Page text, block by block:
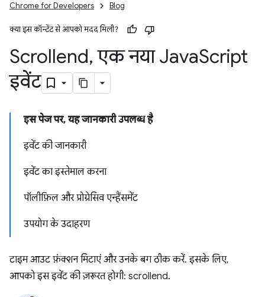
Chrome for Developers Blog
क्या इस कॉन्टेंट से आपको मदद मिली?
Scrollend, एक नया JavaScript
इवेंट
इस पेज पर, यह जानकारी उपलब्ध है
इवेंट की जानकारी
इवेंट का इस्तेमाल करना
पॉलीफ़िल और प्रोग्रेसिव एन्हैंसमेंट
उपयोग के उदाहरण
टाइम आउट फ़ंक्शन मिटाएं और उनके बग ठीक करें. इसके लिए,
आपको इस इवेंट की ज़रूरत होगी: scrollend.